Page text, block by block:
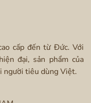
cấp đến từ Đức. Với
đại, sản phẩm của
người tiêu dùng Việt.